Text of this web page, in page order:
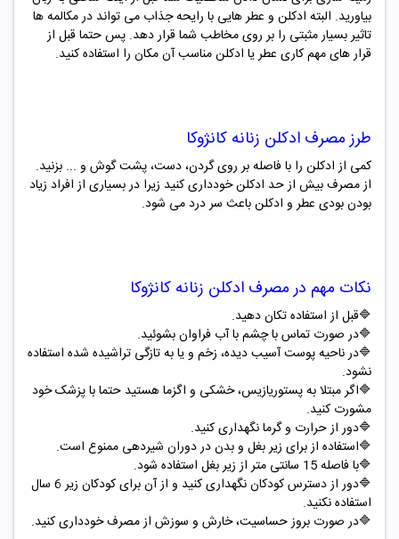
بیاورید. البته ادکلن و عطر هایی با رایحه جذاب می تواند در مکالمه ها
تاثیر بسیار مثبتی را بر روی مخاطب شما قرار دهد. پس حتما قبل از
قرار های مهم کاری عطر یا ادکلن مناسب آن مکان را استفاده کنید.
طرز مصرف ادکلن زنانه کانژوکا
کمی از ادکلن را با فاصله بر روی گردن، دست، پشت گوش و ... بزنید.
از مصرف بیش از حد ادکلن خودداری کنید زیرا در بسیاری از افراد زیاد
بودن بودی عطر و ادکلن باعث سر درد می شود.
نکات مهم در مصرف ادکلن زنانه کانژوکا
🔷قبل از استفاده تکان دهید.
🔷در صورت تماس با چشم با آب فراوان بشوئید.
🔷در ناحیه پوست آسیب دیده، زخم و یا به تازگی تراشیده شده استفاده
نشود.
🔷اگر مبتلا به پستوریازیس، خشکی و اگزما هستید حتما با پزشک خود
مشورت کنید.
🔷دور از حرارت و گرما نگهداری کنید.
🔷استفاده از برای زیر بغل و بدن در دوران شیردهی ممنوع است.
🔷با فاصله 15 سانتی متر از زیر بغل استفاده شود
.
🔷
دور از دسترس کودکان نگهداری کنید و از آن برای کودکان زیر 6 سال
استفاده نکنید.
🔷در صورت بروز حساسیت، خارش و سوزش از مصرف خودداری کنید.